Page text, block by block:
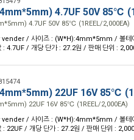
4.7UF 50V 85℃
4.7UF 50V 85℃ (1REEL/2,000EA)
vender / 사이즈 : (W*H):4mm*5mm / 볼테
4.7UF / 개당 단가 : 27.2원 / 판매 단위 :
22UF 16V 85℃
22UF 16V 85℃ (1REEL/2,000EA)
vender / 사이즈 : (W*H):4mm*5mm / 볼테
22UF / 개당 단가 : 27.2원 / 판매 단위 :